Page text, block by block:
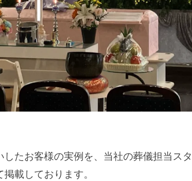
たお客様の実例を、当社の葬儀担当ス
載しております。